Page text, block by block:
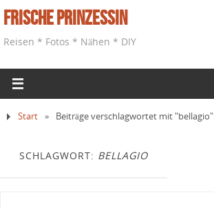
Frische Prinzessin
Reisen * Fotos * Nähen * DIY
Start » Beiträge verschlagwortet mit "bellagio"
SCHLAGWORT: BELLAGIO